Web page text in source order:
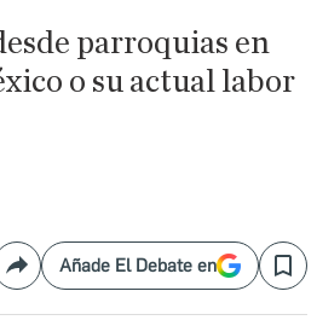
parroquias en
o su actual labor
CompartirAñade El Debate en Save